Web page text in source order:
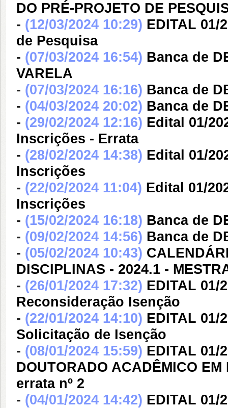
DO PRÉ-PROJETO DE
- (12/03/2024 10:29) EDITAL 01/
de Pesquisa
- (07/03/2024 16:54) Banca de
VARELA
- (07/03/2024 16:16) Banca de
- (04/03/2024 20:02) Banca de
- (29/02/2024 12:16) Edital 01/
Inscrições - Errata
- (28/02/2024 14:38) Edital 01/
Inscrições
- (22/02/2024 11:04) Edital 01/
Inscrições
- (15/02/2024 16:18) Banca de
- (09/02/2024 14:56) Banca de
- (05/02/2024 10:43)
DISCIPLINAS - 2024.1 -
- (26/01/2024 17:32) EDITAL 01/
Reconsideração Isenção
- (22/01/2024 14:10) EDITAL 01/
Solicitação de Isenção
- (08/01/2024 15:59) EDITAL 01/
DOUTORADO ACADÊMICO
errata nº 2
- (04/01/2024 14:42) EDITAL 01/